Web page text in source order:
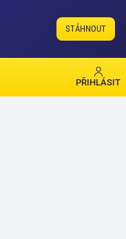
STÁHNOUT
PŘIHLÁSIT